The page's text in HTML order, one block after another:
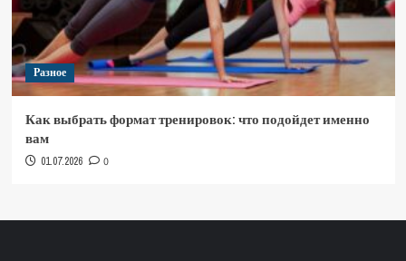
Разное
Как выбрать формат тренировок: что подойдет именно
вам
01.07.2026 0